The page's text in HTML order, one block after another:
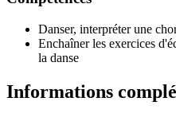
Danser, interpréter une
Enchaîner les exercices
la danse
Informations